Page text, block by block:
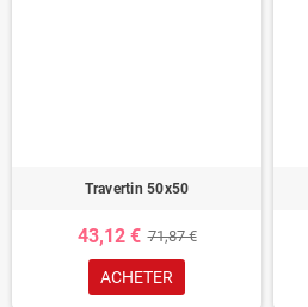
Travertin 50x50
43,12 € 71,87 €
ACHETER